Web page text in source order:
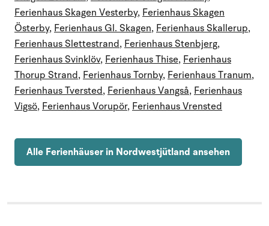
Ferienhaus Skagen Vesterby, Ferienhaus Skagen
Österby, Ferienhaus Gl. Skagen, Ferienhaus Skallerup,
Ferienhaus Slettestrand, Ferienhaus Stenbjerg,
Ferienhaus Svinklöv, Ferienhaus Thise, Ferienhaus
Thorup Strand, Ferienhaus Tornby, Ferienhaus Tranum,
Ferienhaus Tversted, Ferienhaus Vangså, Ferienhaus
Vigsö, Ferienhaus Vorupör, Ferienhaus Vrensted
Alle Ferienhäuser in Nordwestjütland ansehen